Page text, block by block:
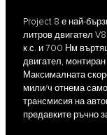
Project 8 е най-
литров двигател
к.с. и 700 Нм
двигател,
Максималната
мили/ч отнема
трансмисия на
предавките ръчно